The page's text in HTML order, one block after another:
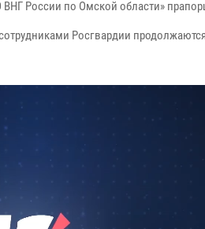
России по Омской области»
Росгвардии